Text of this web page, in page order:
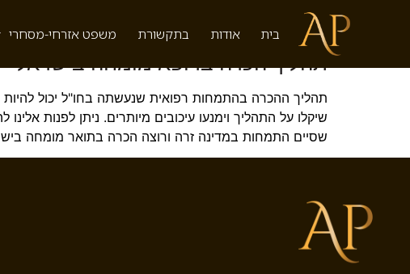
בית אודות בתקשורת משפט אזרחי-מסחרי תגית:
תהליך הכרה ברופא מומחה בישראל
תהליך ההכרה בהתמחות רפואית שנעשתה בחו"ל יכול להיות
שסיים התמחות במדינה זרה ורוצה הכרה בתואר מומחה